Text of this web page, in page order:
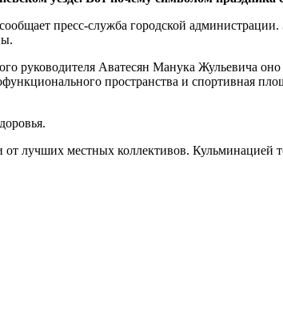
пресс-служба городской
руководителя Аватесян Манука Жульевича оно
пространства и спортивная
лучших местных коллективов. Кульминацией